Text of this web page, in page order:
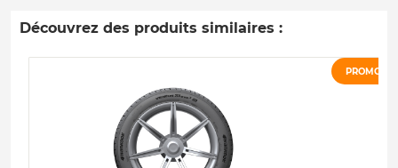
Découvrez des produits similaires :
PROMO